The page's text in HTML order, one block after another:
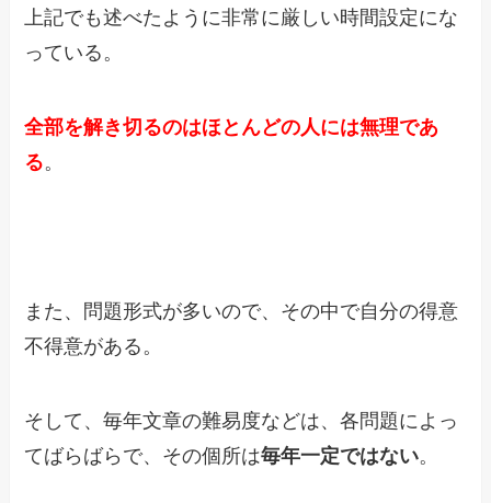
上記でも述べたように非常に厳しい時間設定にな
っている。
全部を解き切るのはほとんどの人には無理であ
る。
また、問題形式が多いので、その中で自分の得意
不得意がある。
そして、毎年文章の難易度などは、各問題によっ
てばらばらで、その個所は毎年一定ではない。